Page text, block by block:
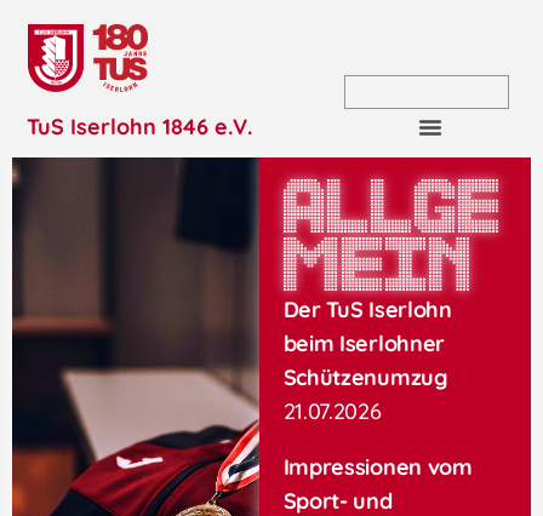
TuS Iserlohn 1846 e.V.
Allge
mein
Der TuS Iserlohn
beim Iserlohner
Schützenumzug
21.07.2026
Impressionen vom
Sport- und